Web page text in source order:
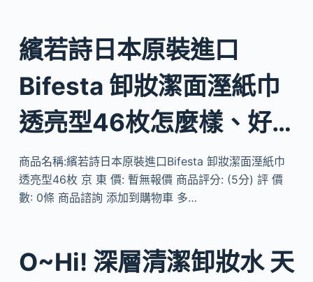
繽若詩日本原裝進口
Bifesta 卸妝潔面溼紙巾
透亮型46枚怎麼樣、好…
商品名稱:繽若詩日本原裝進口Bifesta 卸妝潔面溼紙巾
透亮型46枚 京 東 價: 暫無報價 商品評分: (5分) 評 價
數: 0條 商品諮詢 添加到購物車 多…
O~Hi! 深層清潔卸妝水 天